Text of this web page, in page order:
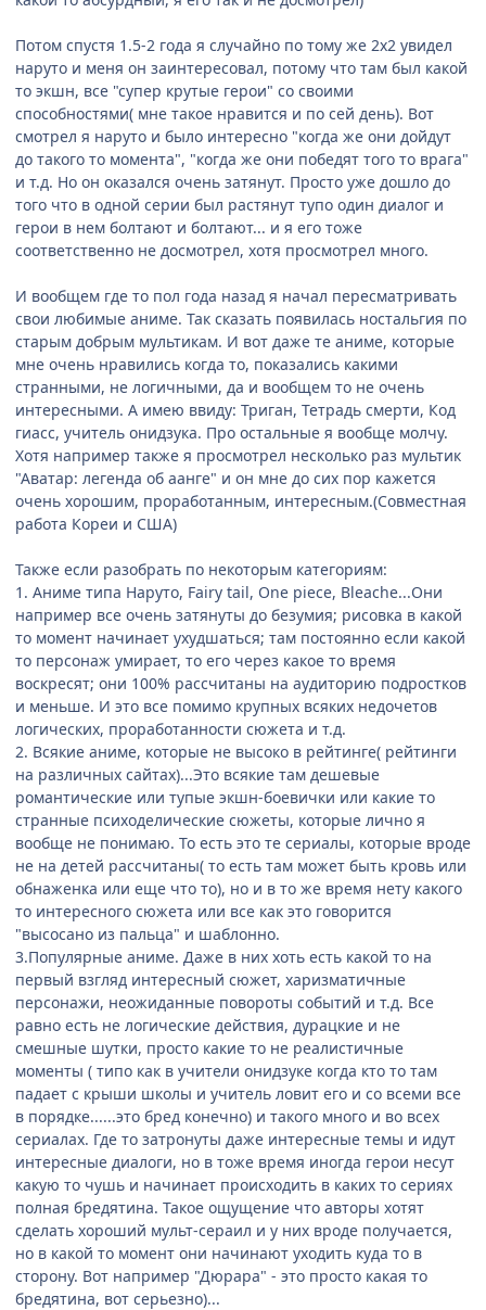
Потом спустя 1.5-2 года я случайно по тому же 2х2 увидел
наруто и меня он заинтересовал, потому что там был какой
то экшн, все "супер крутые герои" со своими
способностями( мне такое нравится и по сей день). Вот
смотрел я наруто и было интересно "когда же они дойдут
до такого то момента", "когда же они победят того то врага"
и т.д. Но он оказался очень затянут. Просто уже дошло до
того что в одной серии был растянут тупо один диалог и
герои в нем болтают и болтают... и я его тоже
соответственно не досмотрел, хотя просмотрел много.
И вообщем где то пол года назад я начал пересматривать
свои любимые аниме. Так сказать появилась ностальгия по
старым добрым мультикам. И вот даже те аниме, которые
мне очень нравились когда то, показались какими
странными, не логичными, да и вообщем то не очень
интересными. А имею ввиду: Триган, Тетрадь смерти, Код
гиасс, учитель онидзука. Про остальные я вообще молчу.
Хотя например также я просмотрел несколько раз мультик
"Аватар: легенда об аанге" и он мне до сих пор кажется
очень хорошим, проработанным, интересным.(Совместная
работа Кореи и США)
Также если разобрать по некоторым категориям:
1. Аниме типа Наруто, Fairy tail, One piece, Bleache...Они
например все очень затянуты до безумия; рисовка в какой
то момент начинает ухудшаться; там постоянно если какой
то персонаж умирает, то его через какое то время
воскресят; они 100% рассчитаны на аудиторию подростков
и меньше. И это все помимо крупных всяких недочетов
логических, проработанности сюжета и т.д.
2. Всякие аниме, которые не высоко в рейтинге( рейтинги
на различных сайтах)...Это всякие там дешевые
романтические или тупые экшн-боевички или какие то
странные психоделические сюжеты, которые лично я
вообще не понимаю. То есть это те сериалы, которые вроде
не на детей рассчитаны( то есть там может быть кровь или
обнаженка или еще что то), но и в то же время нету какого
то интересного сюжета или все как это говорится
"высосано из пальца" и шаблонно.
3.Популярные аниме. Даже в них хоть есть какой то на
первый взгляд интересный сюжет, харизматичные
персонажи, неожиданные повороты событий и т.д. Все
равно есть не логические действия, дурацкие и не
смешные шутки, просто какие то не реалистичные
моменты ( типо как в учители онидзуке когда кто то там
падает с крыши школы и учитель ловит его и со всеми все
в порядке......это бред конечно) и такого много и во всех
сериалах. Где то затронуты даже интересные темы и идут
интересные диалоги, но в тоже время иногда герои несут
какую то чушь и начинает происходить в каких то сериях
полная бредятина. Такое ощущение что авторы хотят
сделать хороший мульт-сераил и у них вроде получается,
но в какой то момент они начинают уходить куда то в
сторону. Вот например "Дюрара" - это просто какая то
бредятина, вот серьезно)...